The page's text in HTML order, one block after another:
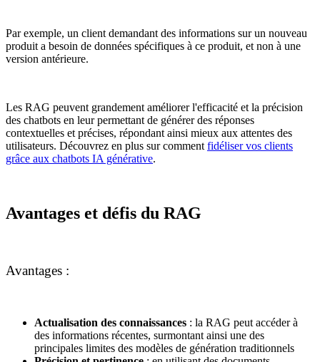
Par exemple, un client demandant des informations sur un nouveau
produit a besoin de données spécifiques à ce produit, et non à une
version antérieure.
Les RAG peuvent grandement améliorer l'efficacité et la précision
des chatbots en leur permettant de générer des réponses
contextuelles et précises, répondant ainsi mieux aux attentes des
utilisateurs. Découvrez en plus sur comment fidéliser vos clients
grâce aux chatbots IA générative.
Avantages et défis du RAG
Avantages :
Actualisation des connaissances : la RAG peut accéder à
des informations récentes, surmontant ainsi une des
principales limites des modèles de génération traditionnels